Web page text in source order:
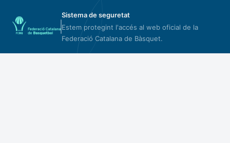
Sistema de seguretat
Estem protegint l'accés al web oficial de la
Federació Catalana de Bàsquet.